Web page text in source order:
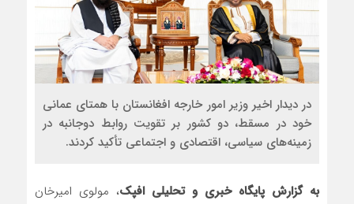
در دیدار اخیر وزیر امور خارجه افغانستان با همتای عمانی
خود در مسقط، دو کشور بر تقویت روابط دوجانبه در
زمینه‌های سیاسی، اقتصادی و اجتماعی تأکید کردند.
به گزارش پایگاه خبری و تحلیلی افپک، مولوی امیرخان